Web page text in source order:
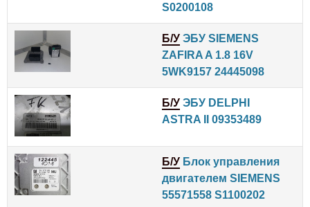
S0200108
Б/У ЭБУ SIEMENS
ZAFIRA A 1.8 16V
5WK9157 24445098
Б/У ЭБУ DELPHI
ASTRA II 09353489
Б/У Блок управления
двигателем SIEMENS
55571558 S1100202